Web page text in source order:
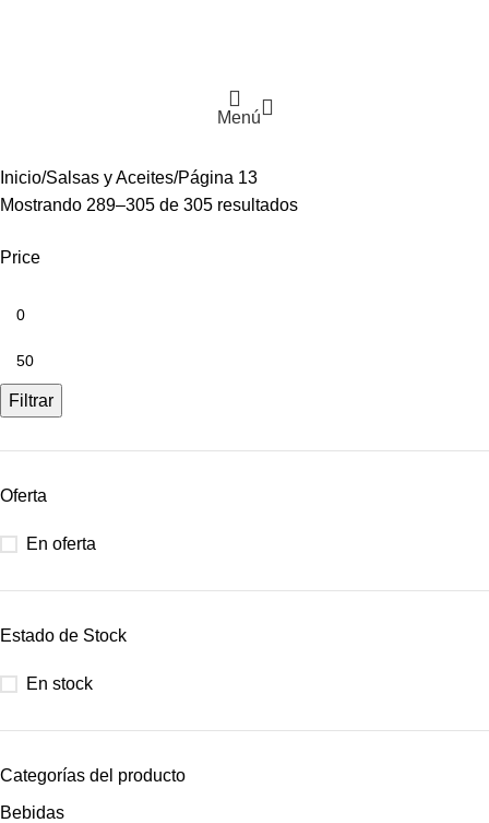
Menú
Inicio Salsas y Aceites Página 13
Mostrando 289–305 de 305 resultados
Price
Filtrar
Oferta
En oferta
Estado de Stock
En stock
Categorías del producto
Bebidas